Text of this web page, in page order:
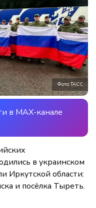
Фото ТАСС
в MAX-канале
в украинском
Иркутской области:
и посёлка Тыреть.